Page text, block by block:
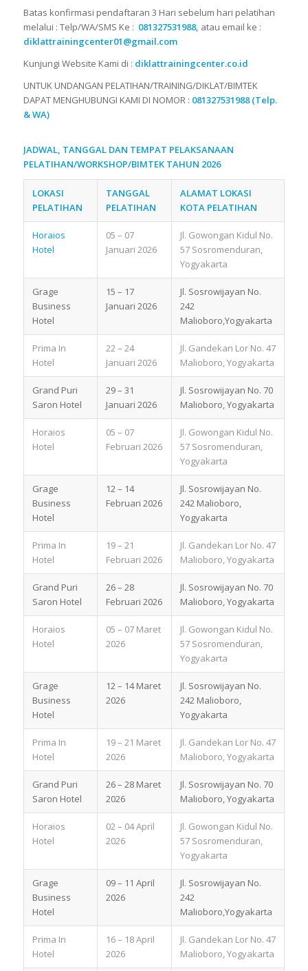
Batas konfirmasi pendaftaran 3 Hari sebelum hari pelatihan
melalui : Telp/WA/SMS Ke : 081327531988, atau email ke :
diklattrainingcenter01@gmail.com
Kunjungi Website Kami di : diklattrainingcenter.co.id
UNTUK UNDANGAN PELATIHAN/TRAINING/DIKLAT/BIMTEK
DAPAT MENGHUBUNGI KAMI DI NOMOR : 081327531988 (Telp.
& WA)
JADWAL, TANGGAL DAN TEMPAT PELAKSANAAN
PELATIHAN/WORKSHOP/BIMTEK TAHUN 2026
LOKASI
PELATIHAN
TANGGAL
PELATIHAN
ALAMAT LOKASI
KOTA PELATIHAN
Horaios
Hotel
05 – 07
Januari 2026
Jl. Gowongan Kidul No.
57 Sosromenduran,
Yogyakarta
Grage
Business
Hotel
15 – 17
Januari 2026
Jl. Sosrowijayan No.
242
Malioboro,Yogyakarta
Prima In
Hotel
22 – 24
Januari 2026
Jl. Gandekan Lor No. 47
Malioboro, Yogyakarta
Grand Puri
Saron Hotel
29 – 31
Januari 2026
Jl. Sosrowijayan No. 70
Malioboro, Yogyakarta
Horaios
Hotel
05 – 07
Februari 2026
Jl. Gowongan Kidul No.
57 Sosromenduran,
Yogyakarta
Grage
Business
Hotel
12 – 14
Februari 2026
Jl. Sosrowijayan No.
242 Malioboro,
Yogyakarta
Prima In
Hotel
19 – 21
Februari 2026
Jl. Gandekan Lor No. 47
Malioboro, Yogyakarta
Grand Puri
Saron Hotel
26 – 28
Februari 2026
Jl. Sosrowijayan No. 70
Malioboro, Yogyakarta
Horaios
Hotel
05 – 07 Maret
2026
Jl. Gowongan Kidul No.
57 Sosromenduran,
Yogyakarta
Grage
Business
Hotel
12 – 14 Maret
2026
Jl. Sosrowijayan No.
242 Malioboro,
Yogyakarta
Prima In
Hotel
19 – 21 Maret
2026
Jl. Gandekan Lor No. 47
Malioboro, Yogyakarta
Grand Puri
Saron Hotel
26 – 28 Maret
2026
Jl. Sosrowijayan No. 70
Malioboro, Yogyakarta
Horaios
Hotel
02 – 04 April
2026
Jl. Gowongan Kidul No.
57 Sosromenduran,
Yogyakarta
Grage
Business
Hotel
09 – 11 April
2026
Jl. Sosrowijayan No.
242
Malioboro,Yogyakarta
Prima In
Hotel
16 – 18 April
2026
Jl. Gandekan Lor No. 47
Malioboro, Yogyakarta